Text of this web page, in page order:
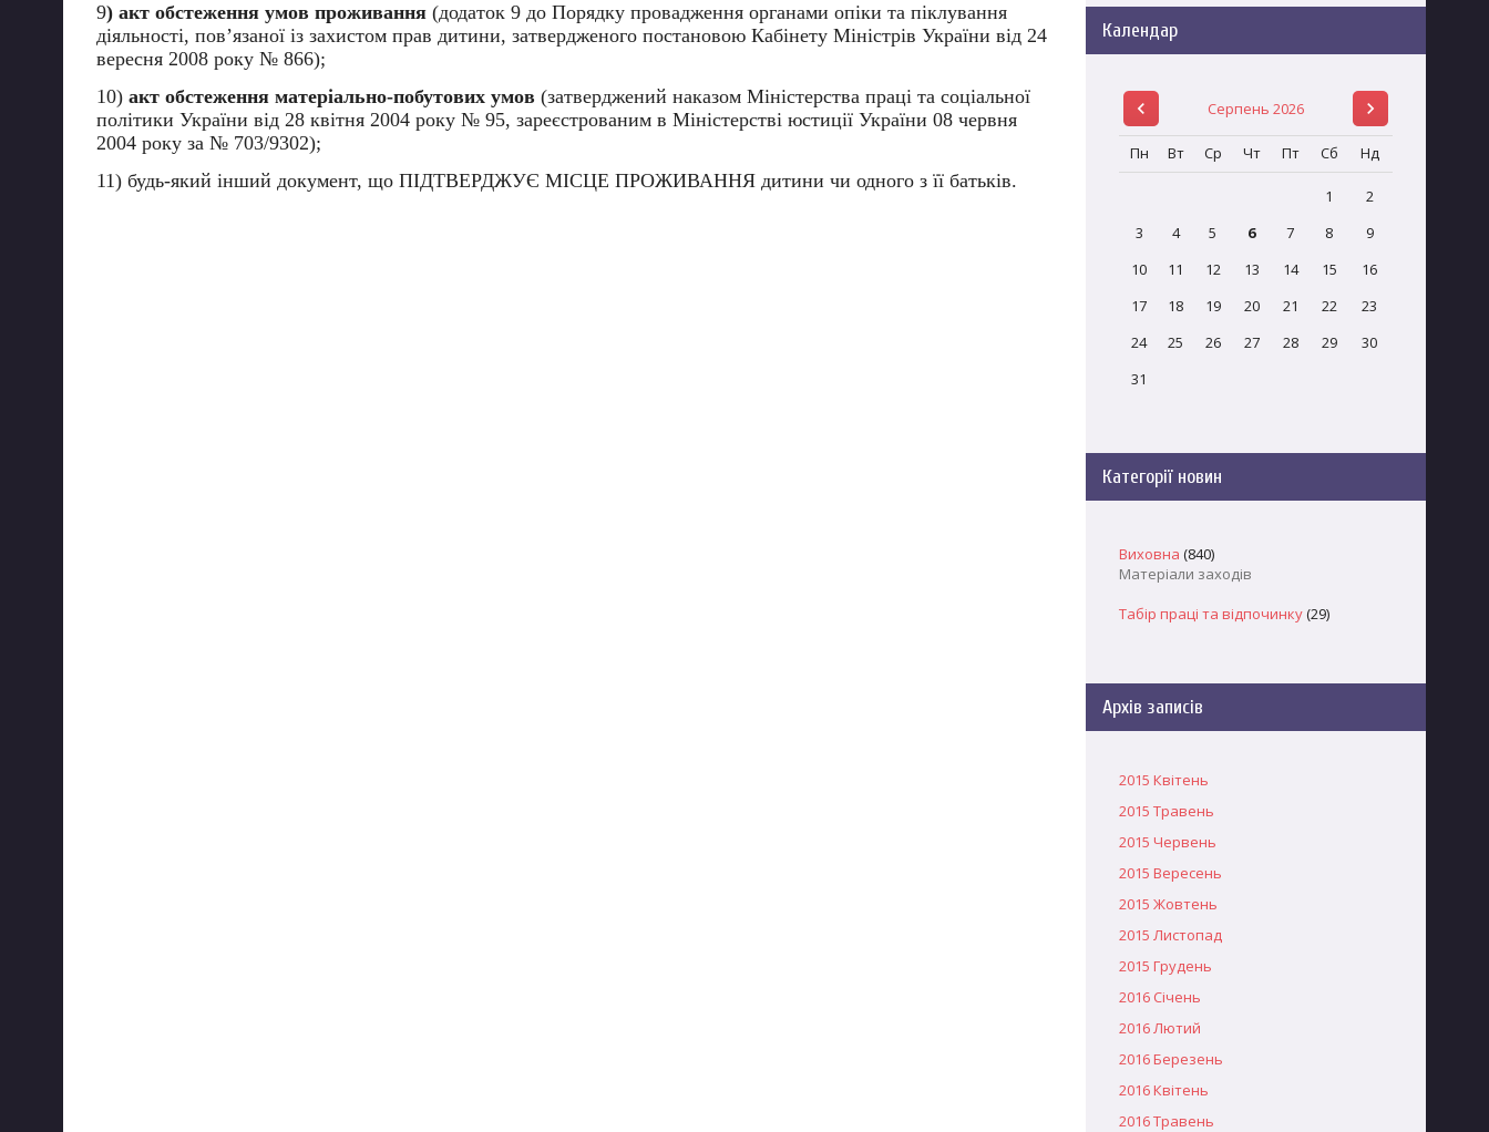
9) акт обстеження умов проживання (додаток 9 до Порядку провадження органами опіки та піклування
діяльності, пов’язаної із захистом прав дитини, затвердженого постановою Кабінету Міністрів України від 24
вересня 2008 року № 866);
10) акт обстеження матеріально-побутових умов (затверджений наказом Міністерства праці та соціальної
політики України від 28 квітня 2004 року № 95, зареєстрованим в Міністерстві юстиції України 08 червня
2004 року за № 703/9302);
11) будь-який інший документ, що ПІДТВЕРДЖУЄ МІСЦЕ ПРОЖИВАННЯ дитини чи одного з її батьків.
Календар
Серпень 2026
Пн Вт Ср Чт Пт Сб Нд
1
2
3
4 5 6 7 8
9
10
11 12 13 14 15
16
17
18 19 20 21 22
23
24
25 26 27 28 29
30
31
Категорії новин
Виховна (840)
Матеріали заходів
Табір праці та відпочинку(29)
Архів записів
2015 Квітень
2015 Травень
2015 Червень
2015 Вересень
2015 Жовтень
2015 Листопад
2015 Грудень
2016 Січень
2016 Лютий
2016 Березень
2016 Квітень
2016 Травень